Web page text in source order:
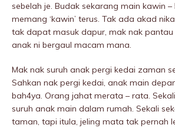
sebeIah je. Budak sekarang main kawin
memang ‘kawin’ terus. Tak ada akad
tak dapat masuk dapur, mak nak
anak ni bergauI macam mana.
Mak nak suruh anak pergi kedai zaman
Sahkan nak pergi kedai, anak main
bah4ya. Orang jahat merata – rata.
suruh anak main dalam rumah. Sekali
taman, tapi itula, jeling mata tak pernah